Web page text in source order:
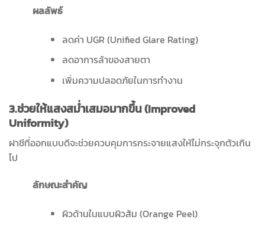
ผลลัพธ์
ลดค่า UGR (Unified Glare Rating)
ลดอาการล้าของสายตา
เพิ่มความปลอดภัยในการทำงาน
3.ช่วยให้แสงสม่ำเสมอมากขึ้น (Improved
Uniformity)
ฝาชีที่ออกแบบดีจะช่วยควบคุมการกระจายแสงให้ไม่กระจุกตัวเกิน
ไป
ลักษณะสำคัญ
ผิวด้านในแบบผิวส้ม (Orange Peel)